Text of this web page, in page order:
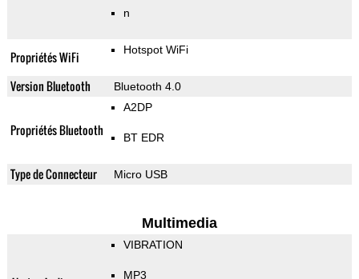
n
Propriétés WiFi Hotspot WiFi
Version Bluetooth Bluetooth 4.0
Propriétés Bluetooth
A2DP
BT EDR
Type de Connecteur Micro USB
Multimedia
VIBRATION
MP3